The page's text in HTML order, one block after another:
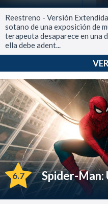
Reestreno - Versión
sotano de una exposición de
terapeuta desaparece en una
ella debe adent...
6.7 Spider-Man: